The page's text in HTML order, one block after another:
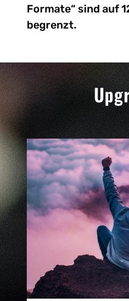
Formate“ sind auf
begrenzt.